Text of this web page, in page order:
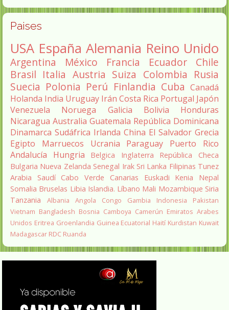
Paises
USA España Alemania Reino Unido
Argentina México Francia Ecuador
Chile
Brasil Italia Austria Suiza Colombia Rusia
Suecia Polonia Perú Finlandia Cuba Canadá
Holanda India Uruguay Irán Costa Rica Portugal Japón
Venezuela
Noruega Galicia Bolivia
Honduras
Nicaragua Australia Guatemala República Dominicana
Dinamarca Sudáfrica Irlanda China El Salvador Grecia
Egipto
Marruecos Ucrania Paraguay
Puerto Rico
Andalucía
Hungria Belgica Inglaterra
República Checa
Bulgaria Nueva Zelanda Senegal Irak Sri Lanka Filipinas Tunez
Arabia Saudí Cabo Verde Canarias Euskadi Kenia
Nepal
Somalia Bruselas Libia Islandia. Líbano Mali Mozambique Siria
Tanzania
Albania Angola Congo Gambia Indonesia
Pakistan
Vietnam Bangladesh Bosnia Camboya Camerún Emiratos Arabes
Unidos Eritrea Groenlandia Guinea Ecuatorial Haití Kurdistan Kuwait
Madagascar RDC Ruanda